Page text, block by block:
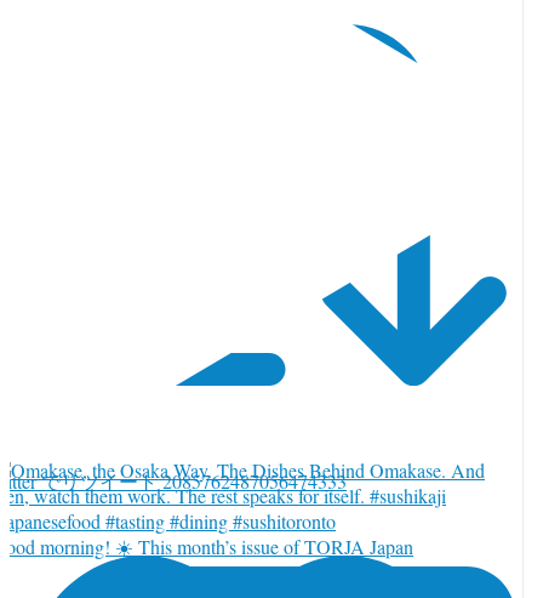
でリツイート 2085762487056474333
morning! ☀️ This month’s issue of TORJA Japan